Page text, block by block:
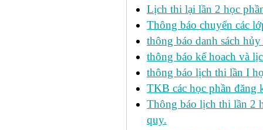
Lịch thi lại lần 2 học
Thông báo chuyển các
thông báo danh sách
thông báo kế hoach và
thông báo lịch thi lần I
TKB các học phần
Thông báo lịch thi lần 2
quy.